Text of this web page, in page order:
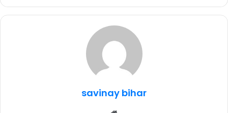
c
e
it
te
at
s
A
p
e
g
ra
ar
e
savinay bihar